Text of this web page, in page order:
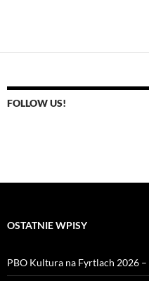
FOLLOW US!
OSTATNIE WPISY
PBO Kultura na Fyrtlach 2026 –